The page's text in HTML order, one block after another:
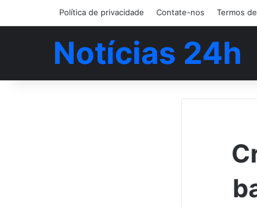
Política de privacidade Contate-nos Termos
Notícias 24h